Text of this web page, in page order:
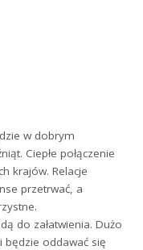
w dobrym
Ciepłe połączenie
krajów. Relacje
przetrwać, a
do załatwienia. Dużo
będzie oddawać się